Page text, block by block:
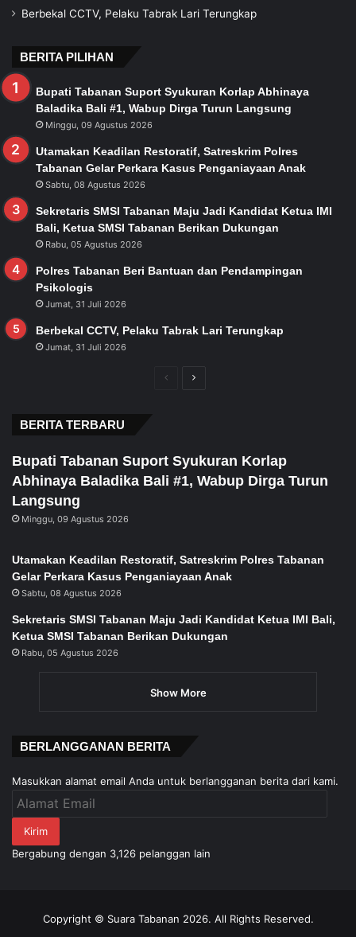
Berbekal CCTV, Pelaku Tabrak Lari Terungkap
BERITA PILIHAN
Bupati Tabanan Suport Syukuran Korlap Abhinaya
Baladika Bali #1, Wabup Dirga Turun Langsung
Minggu, 09 Agustus 2026
Utamakan Keadilan Restoratif, Satreskrim Polres
Tabanan Gelar Perkara Kasus Penganiayaan Anak
Sabtu, 08 Agustus 2026
Sekretaris SMSI Tabanan Maju Jadi Kandidat Ketua IMI
Bali, Ketua SMSI Tabanan Berikan Dukungan
Rabu, 05 Agustus 2026
Polres Tabanan Beri Bantuan dan Pendampingan
Psikologis
Jumat, 31 Juli 2026
Berbekal CCTV, Pelaku Tabrak Lari Terungkap
Jumat, 31 Juli 2026
PreviousNext
BERITA TERBARU
Bupati Tabanan Suport Syukuran Korlap
Abhinaya Baladika Bali #1, Wabup Dirga Turun
Langsung
Minggu, 09 Agustus 2026
Utamakan Keadilan Restoratif, Satreskrim Polres Tabanan
Gelar Perkara Kasus Penganiayaan Anak
Sabtu, 08 Agustus 2026
Sekretaris SMSI Tabanan Maju Jadi Kandidat Ketua IMI Bali,
Ketua SMSI Tabanan Berikan Dukungan
Rabu, 05 Agustus 2026
Show More
BERLANGGANAN BERITA
Masukkan alamat email Anda untuk berlangganan berita dari kami.
Alamat
Kirim
Bergabung dengan 3,126 pelanggan lain
Copyright © Suara Tabanan 2026. All Rights Reserved.